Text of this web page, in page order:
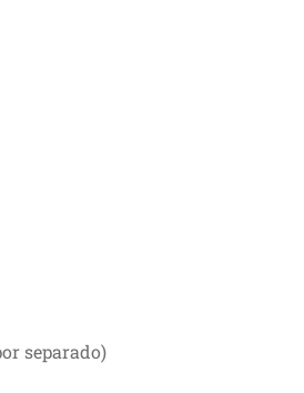
separado)